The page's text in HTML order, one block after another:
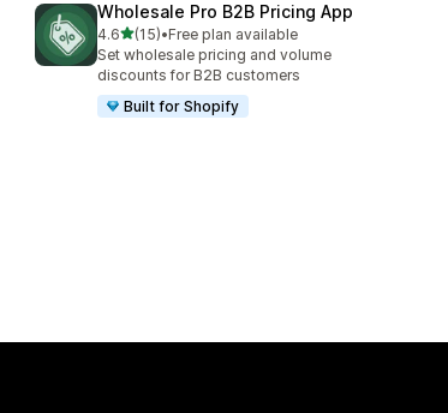
Wholesale Pro B2B Pricing App
4.6滿分 5 顆星
(15)
共有 15 則評價
•Free plan available
Set wholesale pricing and volume
discounts for B2B customers
Built for Shopify